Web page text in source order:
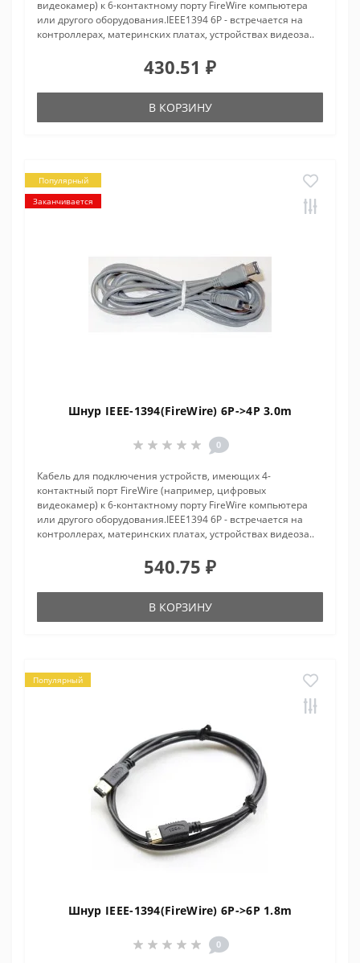
видеокамер) к 6-контактному порту FireWire компьютера
или другого оборудования.IEEE1394 6P - встречается на
контроллерах, материнских платах, устройствах видеоза..
430.51 ₽
В КОРЗИНУ
Популярный
Заканчивается
Шнур IEEE-1394(FireWire) 6P->4P 3.0m
0
Кабель для подключения устройств, имеющих 4-
контактный порт FireWire (например, цифровых
видеокамер) к 6-контактному порту FireWire компьютера
или другого оборудования.IEEE1394 6P - встречается на
контроллерах, материнских платах, устройствах видеоза..
540.75 ₽
В КОРЗИНУ
Популярный
Шнур IEEE-1394(FireWire) 6P->6P 1.8m
0